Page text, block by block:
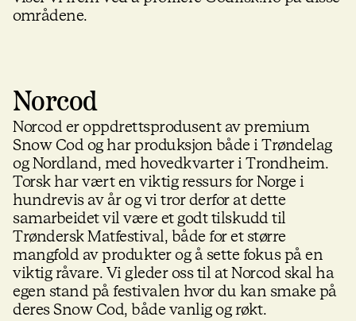
områdene.
Norcod
Norcod er oppdrettsprodusent av premium
Snow Cod og har produksjon både i Trøndelag
og Nordland, med hovedkvarter i Trondheim.
Torsk har vært en viktig ressurs for Norge i
hundrevis av år og vi tror derfor at dette
samarbeidet vil være et godt tilskudd til
Trøndersk Matfestival, både for et større
mangfold av produkter og å sette fokus på en
viktig råvare. Vi gleder oss til at Norcod skal ha
egen stand på festivalen hvor du kan smake på
deres Snow Cod, både vanlig og røkt.